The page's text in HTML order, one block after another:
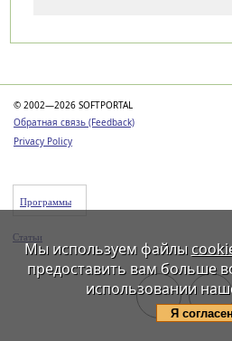
© 2002—2026 SOFTPORTAL
Обратная связь (Feedback)
Privacy Policy
Программы
Статьи
Мы используем файлы
предоставить вам больше
использовании